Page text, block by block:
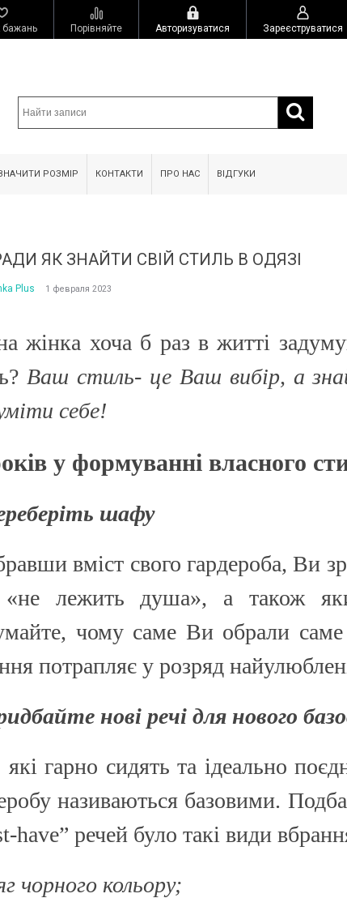
бажань Порівняйте Авторизуватися Зареєструватися
РОЗМІР КОНТАКТИ ПРО НАС ВІДГУКИ
ЯК ОДЯГАТИСЯ,
перевірити всіх
приходить сильний...
КУПАЛЬНИК ІЗ НАКИДКОЮ ЧИ КУПАЛЬНИК ЗІ
впевнено та комфортно. Саме тому все більше
а...
Читати далі →
ЯК ЗНАЙТИ СВІЙ СТИЛЬ В ОДЯЗІ
Plus 1 февраля 2023
жінка хоча б раз в житті
Ваш стиль- це Ваш вибір, а
себе!
у формуванні власного
шафу
вміст свого гардероба, Ви
лежить душа», а також
чому саме Ви обрали саме
потрапляє у розряд
нові речі для нового
які гарно сидять та ідеально
називаються базовими.
have” речей було такі види
чорного кольору;